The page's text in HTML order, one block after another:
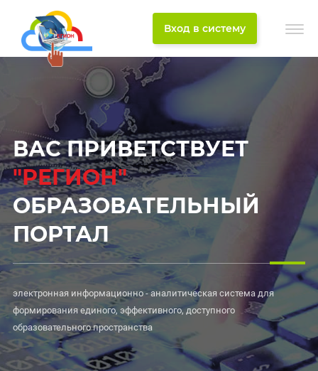
Вход в систему
ВАС ПРИВЕТСТВУЕТ
"РЕГИОН"
ОБРАЗОВАТЕЛЬНЫЙ
ПОРТАЛ
электронная информационно - аналитическая система для
формирования единого, эффективного, доступного
образовательного пространства